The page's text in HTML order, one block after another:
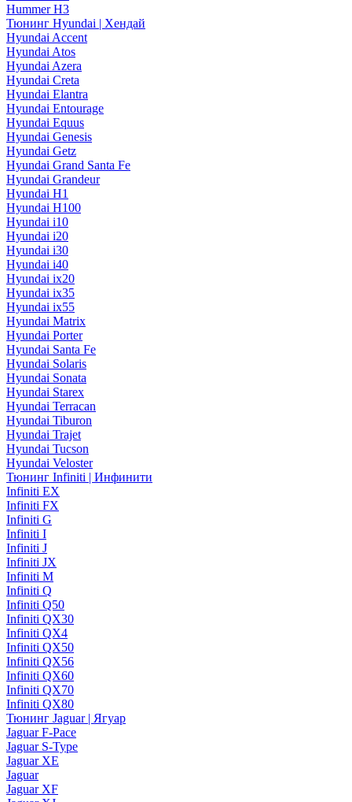
Hummer H3
Тюнинг Hyundai | Хендай
Hyundai Accent
Hyundai Atos
Hyundai Azera
Hyundai Creta
Hyundai Elantra
Hyundai Entourage
Hyundai Equus
Hyundai Genesis
Hyundai Getz
Hyundai Grand Santa Fe
Hyundai Grandeur
Hyundai H1
Hyundai H100
Hyundai i10
Hyundai i20
Hyundai i30
Hyundai i40
Hyundai ix20
Hyundai ix35
Hyundai ix55
Hyundai Matrix
Hyundai Porter
Hyundai Santa Fe
Hyundai Solaris
Hyundai Sonata
Hyundai Starex
Hyundai Terracan
Hyundai Tiburon
Hyundai Trajet
Hyundai Tucson
Hyundai Veloster
Тюнинг Infiniti | Инфинити
Infiniti EX
Infiniti FX
Infiniti G
Infiniti I
Infiniti J
Infiniti JX
Infiniti M
Infiniti Q
Infiniti Q50
Infiniti QX30
Infiniti QX4
Infiniti QX50
Infiniti QX56
Infiniti QX60
Infiniti QX70
Infiniti QX80
Тюнинг Jaguar | Ягуар
Jaguar F-Pace
Jaguar S-Type
Jaguar XE
Jaguar
Jaguar XF